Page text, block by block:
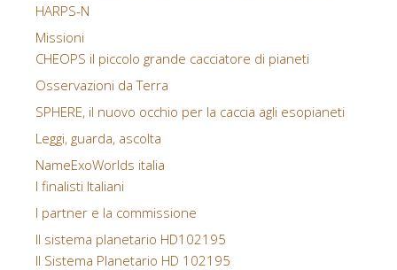
HARPS-N
Missioni
CHEOPS il piccolo grande cacciatore di pianeti
Osservazioni da Terra
SPHERE, il nuovo occhio per la caccia agli esopianeti
Leggi, guarda, ascolta
NameExoWorlds italia
I finalisti Italiani
I partner e la commissione
Il sistema planetario HD102195
Il Sistema Planetario HD 102195